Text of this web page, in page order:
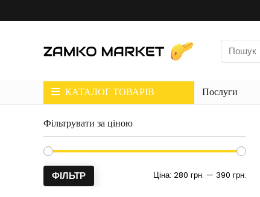
КАТАЛОГ ТОВАРІВ Послуги
Фільтрувати за ціною
ФІЛЬТР Ціна: 280 грн. — 390 грн.